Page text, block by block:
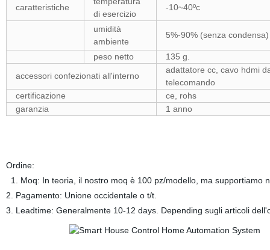
caratteristiche
di esercizio
-10~40ºc
umidità
ambiente
5%-90% (senza condensa)
peso netto
135 g.
accessori confezionati all'interno
adattatore cc, cavo hdmi
telecomando
certificazione
ce, rohs
garanzia
1 anno
Ordine:
1. Moq: In teoria, il nostro moq è 100 pz/modello, ma supportiamo
2. Pagamento: Unione occidentale o t/t.
3. Leadtime: Generalmente 10-12 days. Depending sugli articoli